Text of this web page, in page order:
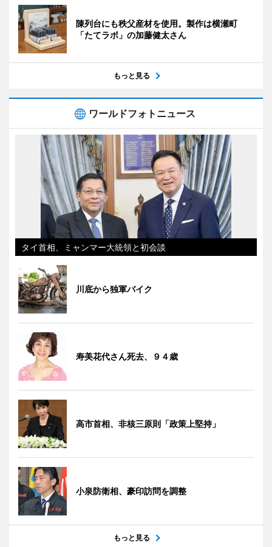
陳列台にも秩父産材を使用。製作は横瀬町
「たてラボ」の加藤健太さん
もっと見る
ワールドフォトニュース
タイ首相、ミャンマー大統領と初会談
川底から独軍バイク
寿美花代さん死去、９４歳
高市首相、非核三原則「政策上堅持」
小泉防衛相、豪印訪問を調整
もっと見る